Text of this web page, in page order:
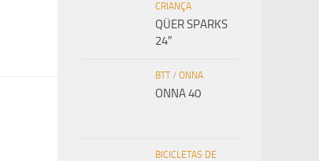
CRIANÇA
QÜER SPARKS
24″
BTT/ ONNA
ONNA 40
BICICLETAS DE